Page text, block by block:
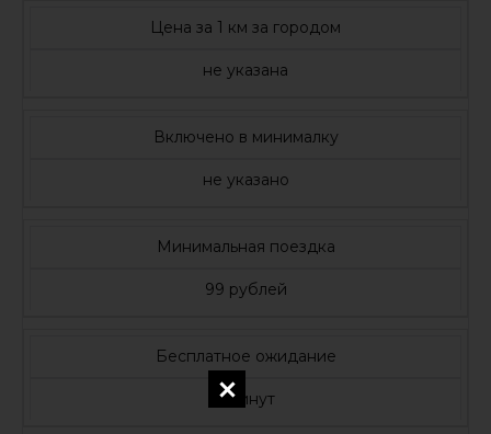
Цена за 1 км за городом
не указана
Включено в минималку
не указано
Минимальная поездка
99 рублей
Бесплатное ожидание
5 минут